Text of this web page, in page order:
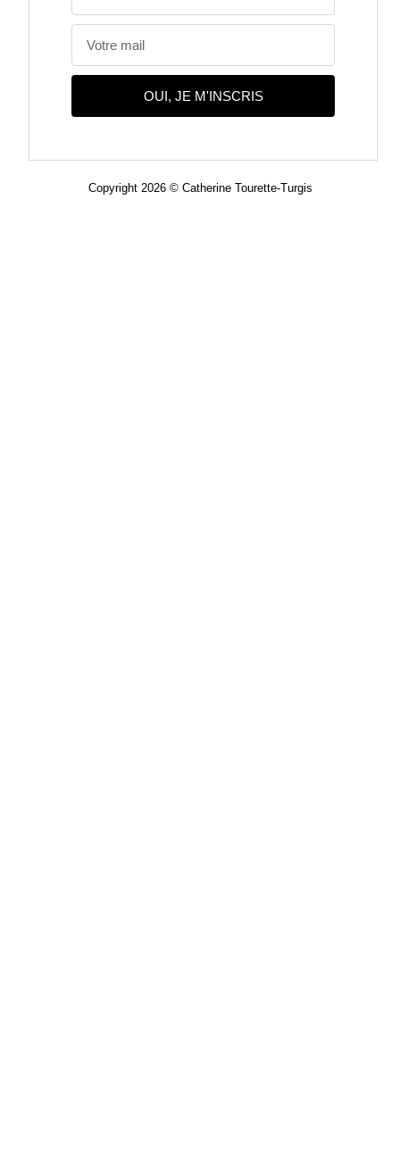
OUI, JE M'INSCRIS
Copyright 2026 © Catherine Tourette-Turgis